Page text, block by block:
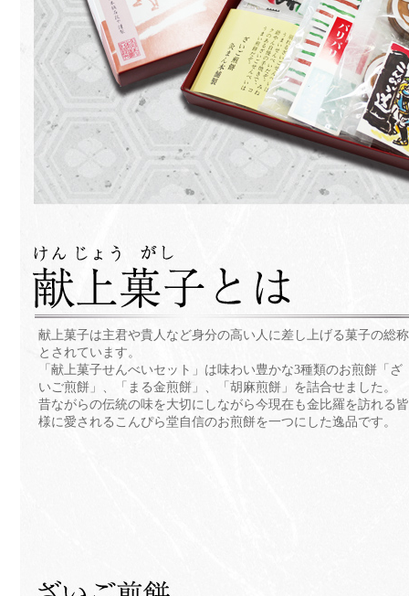
献上菓子は主君や貴人など身分の高い人に差し上げる菓子の総称
とされています。
「献上菓子せんべいセット」は味わい豊かな3種類のお煎餅「ざ
いご煎餅」、「まる金煎餅」、「胡麻煎餅」を詰合せました。
昔ながらの伝統の味を大切にしながら今現在も金比羅を訪れる皆
様に愛されるこんぴら堂自信のお煎餅を一つにした逸品です。